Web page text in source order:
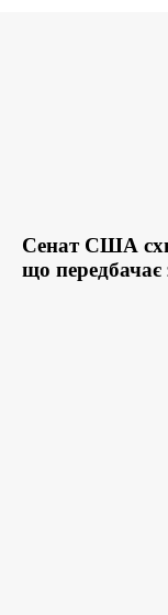
Сенат США
що передбачає